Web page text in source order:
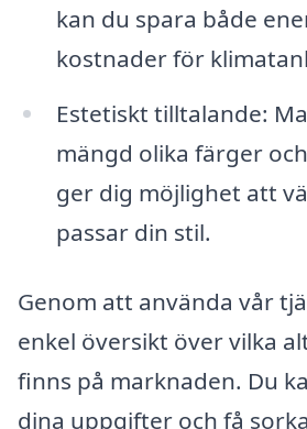
kan du spara både
kostnader för
Estetiskt tilltalande:
mängd olika färger
ger dig möjlighet att
passar din stil.
Genom att använda vår
enkel översikt över vilka
finns på marknaden. Du
dina uppgifter och få